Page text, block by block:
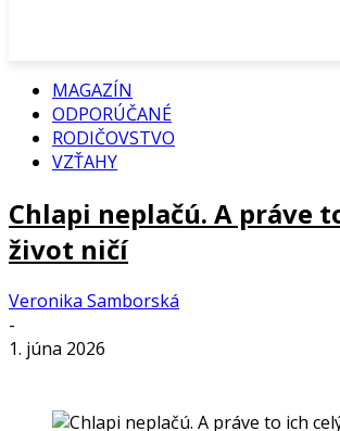
MAGAZÍN
ODPORÚČANÉ
RODIČOVSTVO
VZŤAHY
Chlapi neplačú. A práve
život ničí
Veronika Samborská
-
1. júna 2026